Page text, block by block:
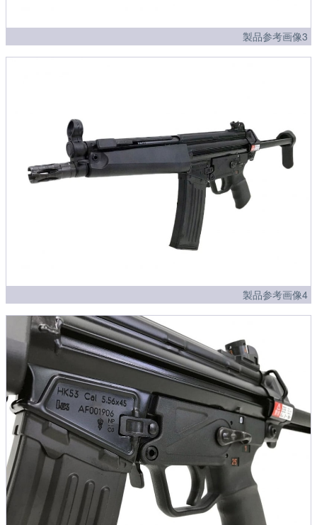
製品参考画像3
製品参考画像4